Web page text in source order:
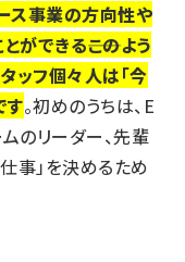
ス事業の方向性や
できる――このよう
ッフ個々人は「今
す。初めのうちは、E
のリーダー、先輩
事」を決めるため